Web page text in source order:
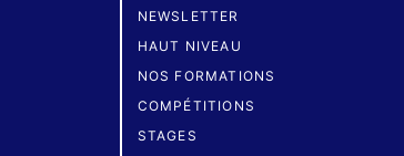
NEWSLETTER
HAUT NIVEAU
NOS FORMATIONS
COMPÉTITIONS
STAGES